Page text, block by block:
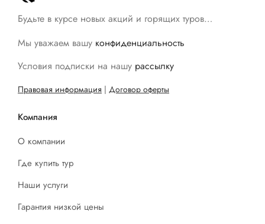
Будьте в курсе новых акций и горящих туров…
Мы уважаем вашу конфиденциальность
Условия подписки на нашу рассылку
Правовая информация | Договор оферты
Компания
О компании
Где купить тур
Наши услуги
Гарантия низкой цены